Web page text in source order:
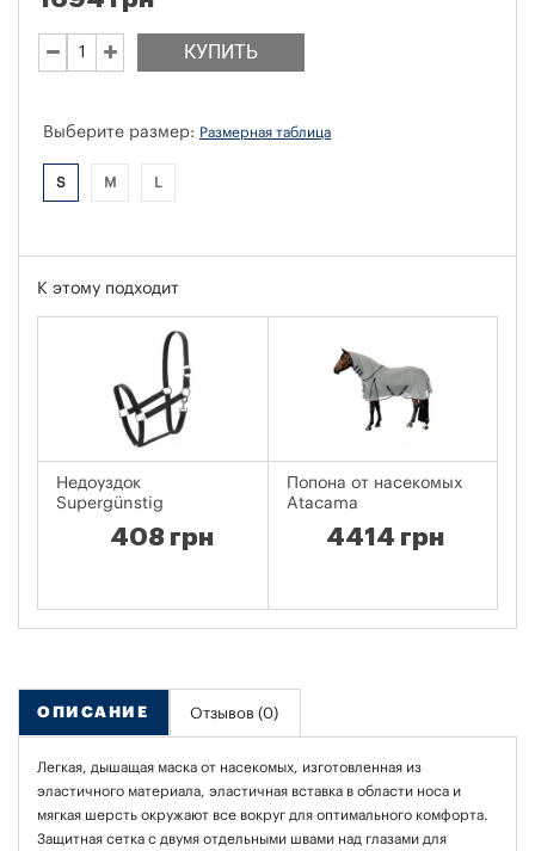
КУПИТЬ
Выберите размер: Размерная таблица
S M L
К этому подходит
Недоуздок
Supergünstig
408 грн
Попона от насекомых
Atacama
4414 грн
ОПИСАНИЕ Отзывов (0)
Легкая, дышащая маска от насекомых, изготовленная из
эластичного материала, эластичная вставка в области носа и
мягкая шерсть окружают все вокруг для оптимального комфорта.
Защитная сетка с двумя отдельными швами над глазами для